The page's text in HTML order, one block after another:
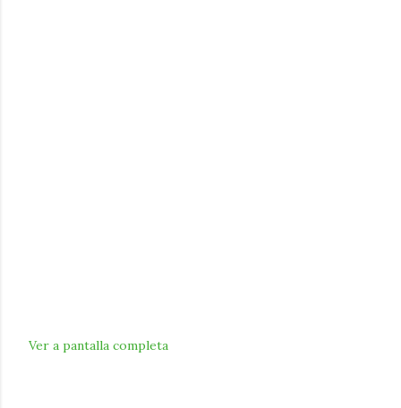
Ver a pantalla completa